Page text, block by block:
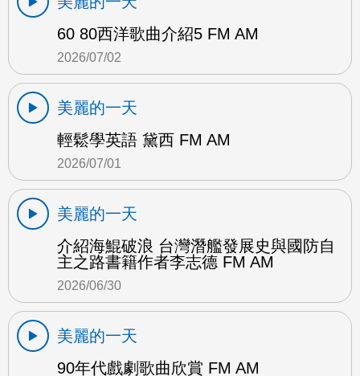
60 80西洋歌曲介紹5 FM AM
2026/07/02
美麗的一天
輕鬆學英語 黛西 FM AM
2026/07/01
美麗的一天
介紹海鯤破浪 台灣潛艦發展史與國防自
主之路書籍作者李志德 FM AM
2026/06/30
美麗的一天
90年代戲劇歌曲欣賞 FM AM